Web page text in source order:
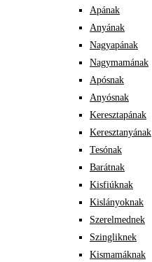
Apának
Anyának
Nagyapának
Nagymamának
Apósnak
Anyósnak
Keresztapának
Keresztanyának
Tesónak
Barátnak
Kisfiúknak
Kislányoknak
Szerelmednek
Szingliknek
Kismamáknak